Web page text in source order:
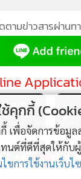
ตามข่าวสารผ่านท
ติดตาม MGR
ช้คุกกี้
กี้ เพื่อจัดการข้อมู
นต์ที่ดีที่สุดให้กับ
ไขการใช้งานเว็บไ